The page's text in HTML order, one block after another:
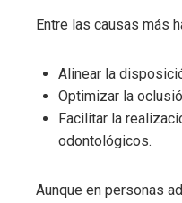
Entre las causas más
Alinear la
Optimizar la
Facilitar la
odontológicos.
Aunque en personas